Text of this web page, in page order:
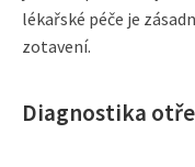
lékařské péče je
zotavení.
Diagnostika